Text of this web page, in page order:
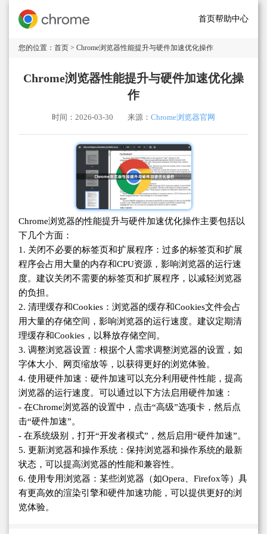
首页帮助中心
您的位置： 首页 > Chrome浏览器性能提升与硬件加速优化操作
Chrome浏览器性能提升与硬件加速优化操
作
时间：2026-03-30 来源： Chrome浏览器官网
Chrome浏览器的性能提升与硬件加速优化操作主要包括以
下几个方面：
1. 关闭不必要的标签页和扩展程序：过多的标签页和扩展
程序会占用大量的内存和CPU资源，影响浏览器的运行速
度。建议关闭不需要的标签页和扩展程序，以减轻浏览器
的负担。
2. 清理缓存和Cookies：浏览器的缓存和Cookies文件会占
用大量的存储空间，影响浏览器的运行速度。建议定期清
理缓存和Cookies，以释放存储空间。
3. 调整浏览器设置：根据个人需求调整浏览器的设置，如
字体大小、网页缩放等，以获得更好的浏览体验。
4. 使用硬件加速：硬件加速可以充分利用硬件性能，提高
浏览器的运行速度。可以通过以下方法启用硬件加速：
- 在Chrome浏览器的设置中，点击“高级”选项卡，然后点
击“硬件加速”。
- 在系统级别，打开“开发者模式”，然后启用“硬件加速”。
5. 更新浏览器和操作系统：保持浏览器和操作系统的最新
状态，可以提高浏览器的性能和兼容性。
6. 使用专用浏览器：某些浏览器（如Opera、Firefox等）具
有更高效的渲染引擎和硬件加速功能，可以提供更好的浏
览体验。